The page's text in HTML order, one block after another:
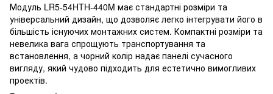
Модуль LR5-54HTH-440M має стандартні розміри та
універсальний дизайн, що дозволяє легко інтегрувати його в
більшість існуючих монтажних систем. Компактні розміри та
невелика вага спрощують транспортування та
встановлення, а чорний колір надає панелі сучасного
вигляду, який чудово підходить для естетично вимогливих
проектів.